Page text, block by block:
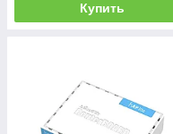
Купить